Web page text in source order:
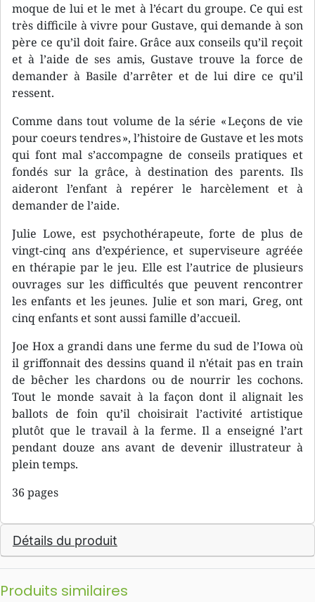
moque de lui et le met à l’écart du groupe. Ce qui est
très difficile à vivre pour Gustave, qui demande à son
père ce qu’il doit faire. Grâce aux conseils qu’il reçoit
et à l’aide de ses amis, Gustave trouve la force de
demander à Basile d’arrêter et de lui dire ce qu’il
ressent.
Comme dans tout volume de la série « Leçons de vie
pour coeurs tendres », l’histoire de Gustave et les mots
qui font mal s’accompagne de conseils pratiques et
fondés sur la grâce, à destination des parents. Ils
aideront l’enfant à repérer le harcèlement et à
demander de l’aide.
Julie Lowe, est psychothérapeute, forte de plus de
vingt-cinq ans d’expérience, et superviseure agréée
en thérapie par le jeu. Elle est l’autrice de plusieurs
ouvrages sur les difficultés que peuvent rencontrer
les enfants et les jeunes. Julie et son mari, Greg, ont
cinq enfants et sont aussi famille d’accueil.
Joe Hox a grandi dans une ferme du sud de l’Iowa où
il griffonnait des dessins quand il n’était pas en train
de bêcher les chardons ou de nourrir les cochons.
Tout le monde savait à la façon dont il alignait les
ballots de foin qu’il choisirait l’activité artistique
plutôt que le travail à la ferme. Il a enseigné l’art
pendant douze ans avant de devenir illustrateur à
plein temps.
36 pages
Détails du produit
Produits similaires